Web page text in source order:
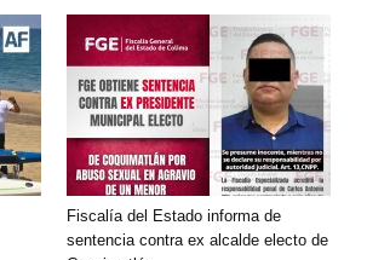
Fiscalía del Estado informa de
sentencia contra ex alcalde electo de